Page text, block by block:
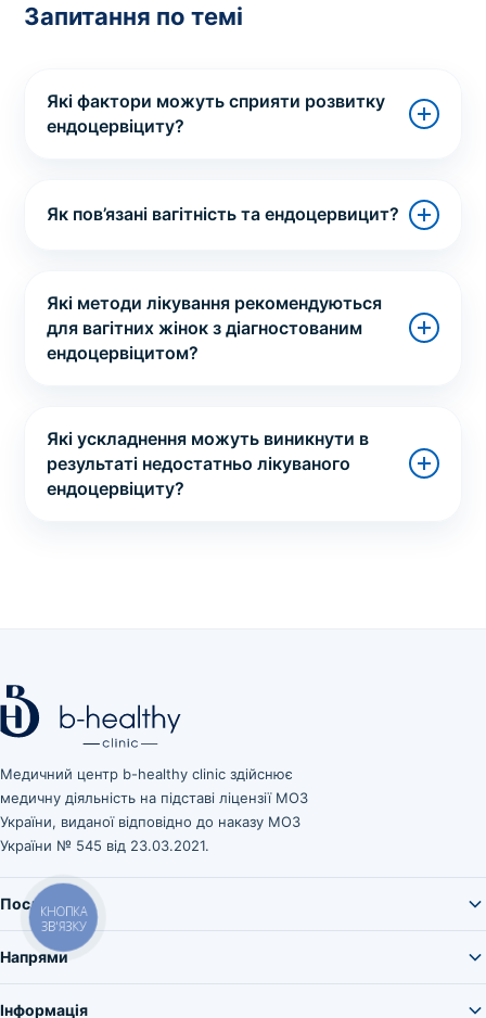
Запитання по темі
Які фактори можуть сприяти розвитку
ендоцервіциту?
Як пов’язані вагітність та ендоцервицит?
Які методи лікування рекомендуються
для вагітних жінок з діагностованим
ендоцервіцитом?
Які ускладнення можуть виникнути в
результаті недостатньо лікуваного
ендоцервіциту?
Медичний центр b-healthy clinic здійснює
медичну діяльність на підставі ліцензії МОЗ
України, виданої відповідно до наказу МОЗ
України № 545 від 23.03.2021.
Послуги
Напрями
Інформація
КНОПКА
ЗВ'ЯЗКУ